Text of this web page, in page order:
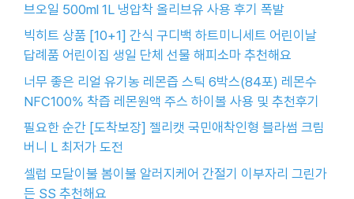
브오일 500ml 1L 냉압착 올리브유 사용 후기 폭발
빅히트 상품 [10+1] 간식 구디백 하트미니세트 어린이날
답례품 어린이집 생일 단체 선물 해피소마 추천해요
너무 좋은 리얼 유기농 레몬즙 스틱 6박스(84포) 레몬수
NFC100% 착즙 레몬원액 주스 하이볼 사용 및 추천후기
필요한 순간 [도착보장] 젤리캣 국민애착인형 블라썸 크림
버니 L 최저가 도전
셀럽 모달이불 봄이불 알러지케어 간절기 이부자리 그린가
든 SS 추천해요